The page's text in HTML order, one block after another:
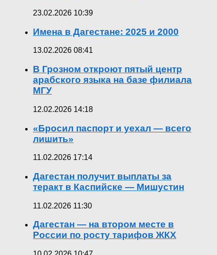
23.02.2026 10:39
Имена в Дагестане: 2025 и 2000
13.02.2026 08:41
В Грозном откроют пятый центр
арабского языка на базе филиала
МГУ
12.02.2026 14:18
«Бросил паспорт и уехал — всего
лишить»
11.02.2026 17:14
Дагестан получит выплаты за
теракт в Каспийске — Мишустин
11.02.2026 11:30
Дагестан — на втором месте в
России по росту тарифов ЖКХ